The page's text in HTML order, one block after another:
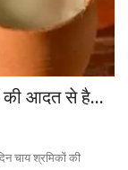
की आदत से है...
चाय श्रमिकों की